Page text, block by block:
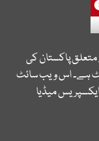
پاکستان کی
ہے۔ اس ویب سائٹ
میڈیا